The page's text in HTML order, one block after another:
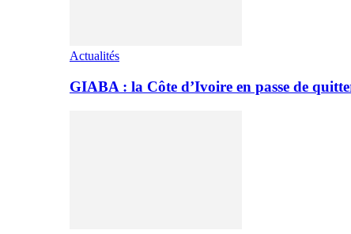
Actualités
GIABA : la Côte d’Ivoire en passe de